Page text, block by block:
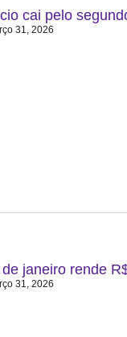
cai pelo
31, 2026
janeiro rende
31, 2026